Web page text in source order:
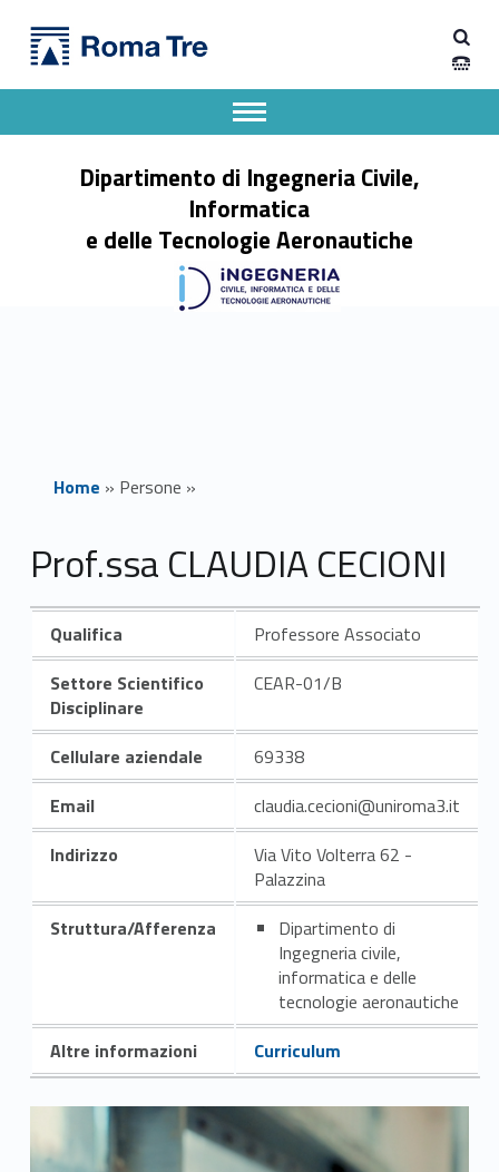
Prof.ssa CLAUDIA CECIONI - Dipartimento di Ingegneria Civile, Informatica e delle Tecnologie Aeronautiche
Dipartimento di Ingegneria Civile,
Informatica
e delle Tecnologie Aeronautiche
Apri il menu secondario
Header info sidebar
Home » Persone »
Prof.ssa CLAUDIA CECIONI
Qualifica
Professore Associato
Settore Scientifico
Disciplinare
CEAR-01/B
Cellulare aziendale
69338
Email
claudia.cecioni@uniroma3.it
Indirizzo
Via Vito Volterra 62 -
Palazzina
Struttura/Afferenza
Dipartimento di
Ingegneria civile,
informatica e delle
tecnologie aeronautiche
Altre informazioni
Curriculum